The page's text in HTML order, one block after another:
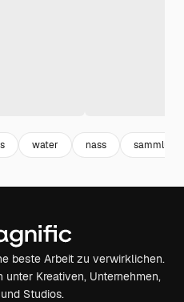
water nass sammlung
beste Arbeit zu verwirklichen.
Kreativen, Unternehmen,
Studios.